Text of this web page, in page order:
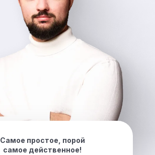
Самое простое, порой
самое действенное!